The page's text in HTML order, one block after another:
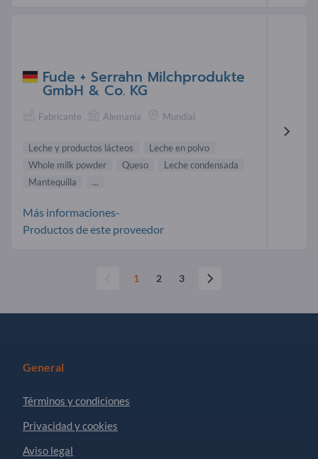
Fude + Serrahn Milchprodukte
GmbH & Co. KG
Fabricante Alemania Mundial
Leche y productos lácteos
Leche en polvo
Whole milk powder
Queso
Leche condensada
Mantequilla
...
Más informaciones-
Productos de este proveedor
1 2 3
General
Términos y condiciones
Privacidad y cookies
Aviso legal